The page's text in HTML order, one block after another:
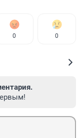
0 0